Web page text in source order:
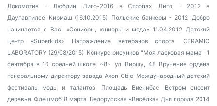
Локомотив - Люблин
Лиго-2016 в Стропах
Лиго - 2012 в
Даугавпилсе Кирмаш (16.10.2015) Польские байкеры - 2012 Добро
начинается с Вас!
«Сениоры, юниоры и мода» 11.04.2012 Детский
центр «Superkids»
Награждение ветеранов спорта
CERAMIC
LABORATORY (29/08/2015) Конкурс рисунков "Моя ласковая мама" 1
сентября в 10 средней школе ~8~ ул. Виршу, 48 Вручение ордена
генеральному директору завода Axon Cble Международный детский
фестиваль моды и талантов
Площадь Виенибас
Ветром сносит
деревья Флешмоб 8 марта Белорусская «Вясёлка» Дни города 2014